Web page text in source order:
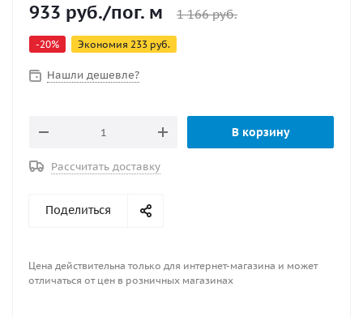
933 руб./пог. м 1 166руб.
-20% Экономия 233 руб.
Нашли дешевле?
В корзину
Рассчитать доставку
Поделиться
Цена действительна только для интернет-магазина и может
отличаться от цен в розничных магазинах